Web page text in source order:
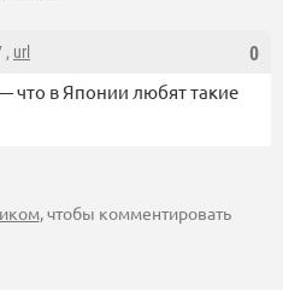
0
, url
что в Японии любят такие
, чтобы комментировать